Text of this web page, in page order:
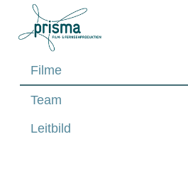
Filme
Team
Leitbild